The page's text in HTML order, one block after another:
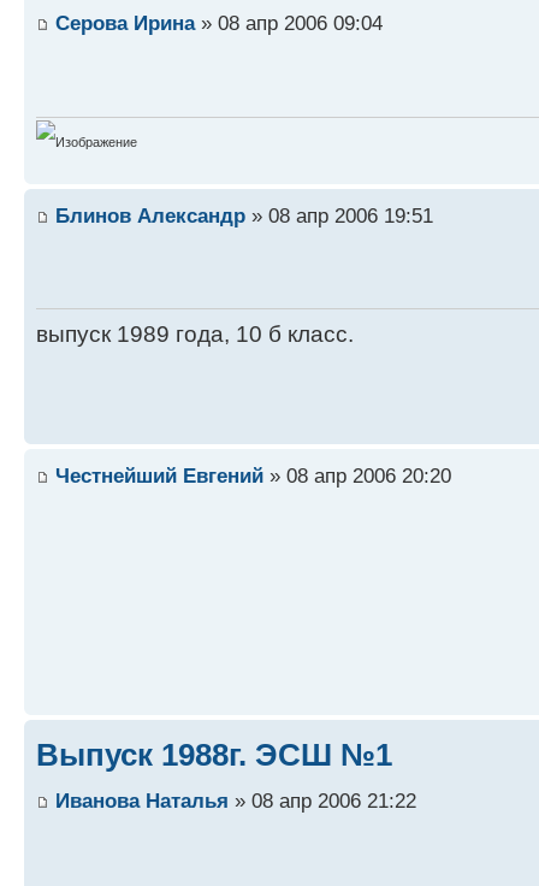
Серова Ирина» 08 апр 2006 09:04
Блинов Александр » 08 апр 2006 19:51
выпуск 1989 года, 10 б класс.
Честнейший Евгений » 08 апр 2006 20:20
Выпуск 1988г. ЭСШ №1
Иванова Наталья » 08 апр 2006 21:22